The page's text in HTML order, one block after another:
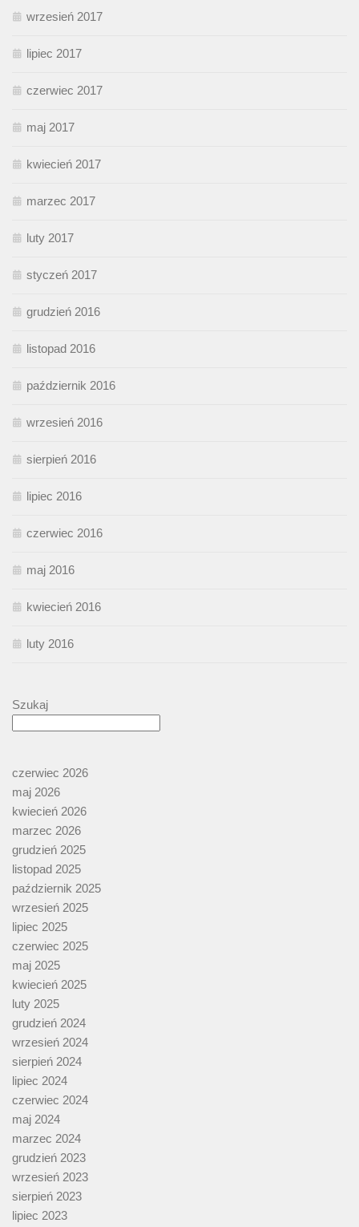
wrzesień 2017
lipiec 2017
czerwiec 2017
maj 2017
kwiecień 2017
marzec 2017
luty 2017
styczeń 2017
grudzień 2016
listopad 2016
październik 2016
wrzesień 2016
sierpień 2016
lipiec 2016
czerwiec 2016
maj 2016
kwiecień 2016
luty 2016
Szukaj
czerwiec 2026
maj 2026
kwiecień 2026
marzec 2026
grudzień 2025
listopad 2025
październik 2025
wrzesień 2025
lipiec 2025
czerwiec 2025
maj 2025
kwiecień 2025
luty 2025
grudzień 2024
wrzesień 2024
sierpień 2024
lipiec 2024
czerwiec 2024
maj 2024
marzec 2024
grudzień 2023
wrzesień 2023
sierpień 2023
lipiec 2023